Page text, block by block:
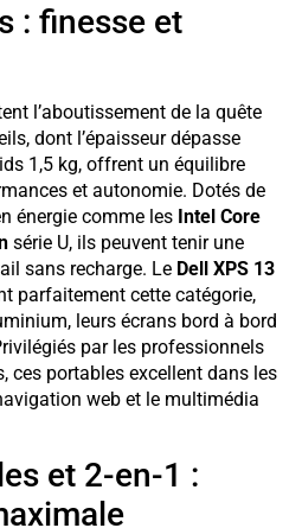
: finesse et
l’aboutissement de la quête
dont l’épaisseur dépasse
1,5 kg, offrent un équilibre
et autonomie. Dotés de
énergie comme les Intel Core
série U, ils peuvent tenir une
sans recharge. Le Dell XPS 13
parfaitement cette catégorie,
leurs écrans bord à bord
par les professionnels
ces portables excellent dans les
web et le multimédia
et 2-en-1 :